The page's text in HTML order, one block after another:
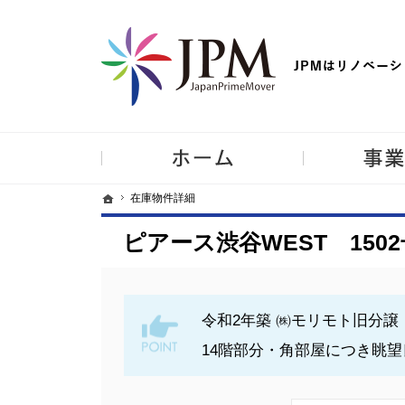
ホーム
在庫物件詳細
ピアース渋谷WEST 1502
令和2年築 ㈱モリモト旧分
14階部分・角部屋につき眺
ホーム
在庫物件詳細